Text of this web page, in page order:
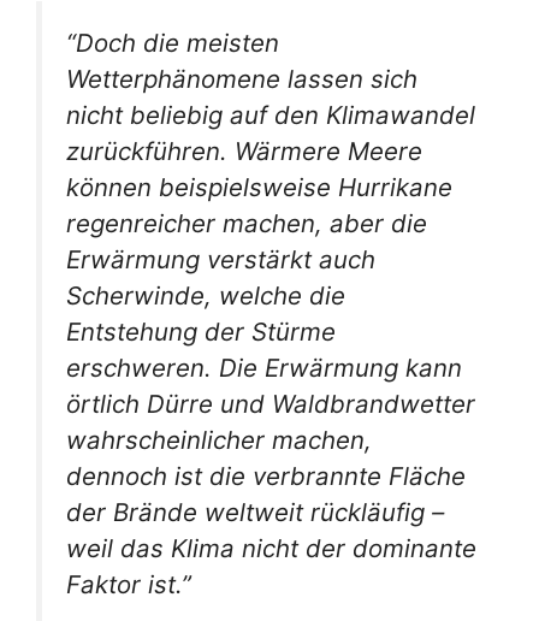
“Doch die meisten
Wetterphänomene lassen sich
nicht beliebig auf den Klimawandel
zurückführen. Wärmere Meere
können beispielsweise Hurrikane
regenreicher machen, aber die
Erwärmung verstärkt auch
Scherwinde, welche die
Entstehung der Stürme
erschweren. Die Erwärmung kann
örtlich Dürre und Waldbrandwetter
wahrscheinlicher machen,
dennoch ist die verbrannte Fläche
der Brände weltweit rückläufig –
weil das Klima nicht der dominante
Faktor ist.”